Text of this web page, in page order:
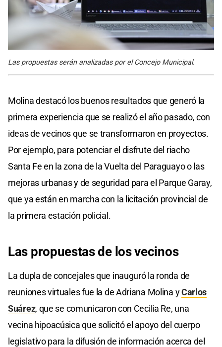
Las propuestas serán analizadas por el Concejo Municipal.
Molina destacó los buenos resultados que generó la
primera experiencia que se realizó el año pasado, con
ideas de vecinos que se transformaron en proyectos.
Por ejemplo, para potenciar el disfrute del riacho
Santa Fe en la zona de la Vuelta del Paraguayo o las
mejoras urbanas y de seguridad para el Parque Garay,
que ya están en marcha con la licitación provincial de
la primera estación policial.
Las propuestas de los vecinos
La dupla de concejales que inauguró la ronda de
reuniones virtuales fue la de Adriana Molina yCarlos
Suárez, que se comunicaron con Cecilia Re, una
vecina hipoacúsica que solicitó el apoyo del cuerpo
legislativo para la difusión de información acerca del